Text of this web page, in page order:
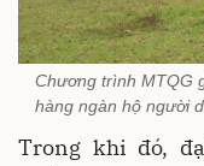
Chương trình MTQG
hàng ngàn hộ người
Trong khi đó,